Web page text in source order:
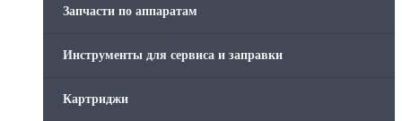
Запчасти по аппаратам
Инструменты для сервиса и заправки
Картриджи